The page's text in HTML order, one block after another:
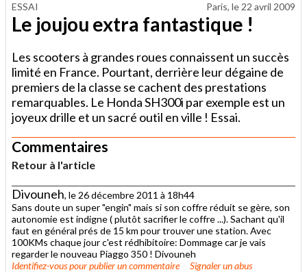
ESSAI Paris, le 22 avril 2009
Le joujou extra fantastique !
Les scooters à grandes roues connaissent un succès
limité en France. Pourtant, derrière leur dégaine de
premiers de la classe se cachent des prestations
remarquables. Le Honda SH300i par exemple est un
joyeux drille et un sacré outil en ville ! Essai.
Commentaires
Retour à l'article
Divouneh, le 26 décembre 2011 à 18h44
Sans doute un super "engin" mais si son coffre réduit se gère, son
autonomie est indigne ( plutôt sacrifier le coffre ...). Sachant qu'il
faut en général prés de 15 km pour trouver une station. Avec
100KMs chaque jour c'est rédhibitoire: Dommage car je vais
regarder le nouveau Piaggo 350 ! Divouneh
Identifiez-vouspour publier un commentaire Signaler un abus